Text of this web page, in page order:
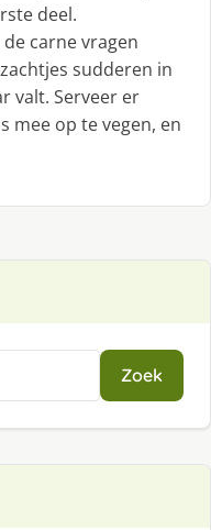
deel.
carne vragen
sudderen in
valt. Serveer er
mee op te vegen, en
Zoek